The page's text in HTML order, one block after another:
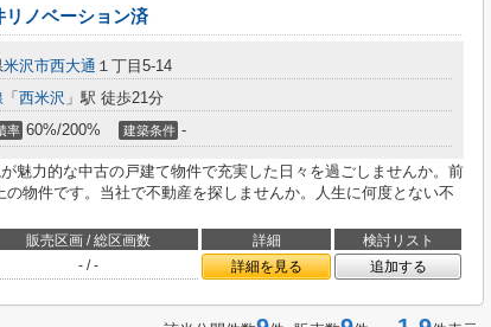
ノベーション済
米沢市西大通 １丁目5-14
「 西米沢 」駅 徒歩21分
率 60%/200% 建築条件 -
魅力的な中古の戸建て物件で充実した日々を過ごしませんか。前
の物件です。当社で不動産を探しませんか。人生に何度とない不
販売区画 / 総区画数 詳細
検討リスト
- / - 詳細を見る 追加する